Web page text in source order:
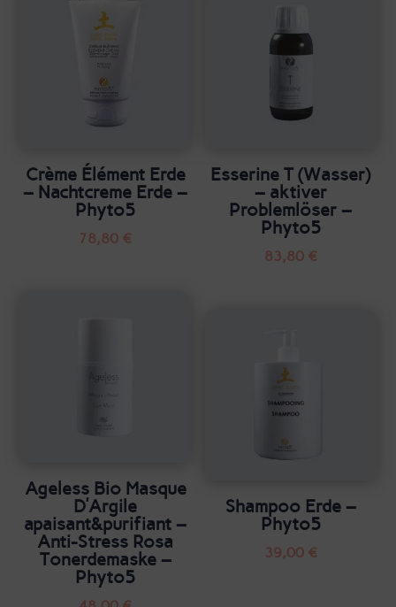
Crème Élément Erde
– Nachtcreme Erde –
Phyto5
78,80 €
Esserine T (Wasser)
– aktiver
Problemlöser –
Phyto5
83,80 €
Ageless Bio Masque
D’Argile
apaisant&purifiant –
Anti-Stress Rosa
Tonerdemaske –
Phyto5
Shampoo Erde –
Phyto5
39,00 €